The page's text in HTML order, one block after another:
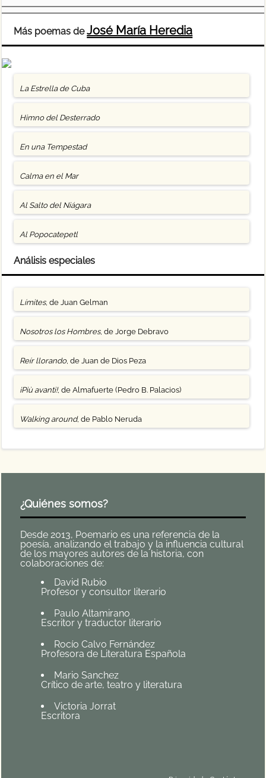
Más poemas deJosé María Heredia
La Estrella de Cuba
Himno del Desterrado
En una Tempestad
Calma en el Mar
Al Salto del Niágara
Al Popocatepetl
Análisis especiales
Límites, de Juan Gelman
Nosotros los Hombres, de Jorge Debravo
Reír llorando, de Juan de Dios Peza
¡Più avanti!, de Almafuerte (Pedro B. Palacios)
Walking around, de Pablo Neruda
¿Quiénes somos?
Desde 2013, Poemario es una referencia de la
poesía, analizando el trabajo y la influencia cultural
de los mayores autores de la historia, con
colaboraciones de:
David Rubio
Profesor y consultor literario
Paulo Altamirano
Escritor y traductor literario
Rocío Calvo Fernández
Profesora de Literatura Española
Mario Sanchez
Crítico de arte, teatro y literatura
Victoria Jorrat
Escritora